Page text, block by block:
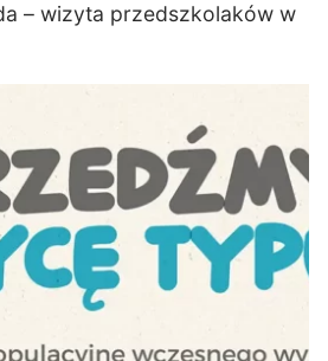
– wizyta przedszkolaków w